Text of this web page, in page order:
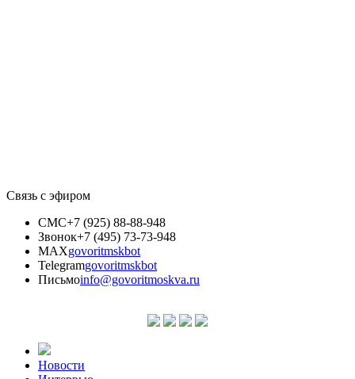
Связь с эфиром
СМС+7 (925) 88-88-948
Звонок+7 (495) 73-73-948
MAXgovoritmskbot
Telegramgovoritmskbot
Письмоinfo@govoritmoskva.ru
Новости